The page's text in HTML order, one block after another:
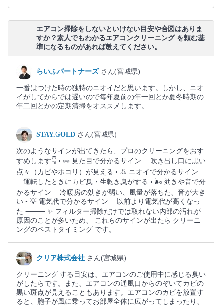
エアコン掃除をしないといけない目安や合図はありま
すか？素人でもわかるエアコンクリーニング を頼む基
準になるものがあれば教えてください。
らいふパートナーズ さん(宮城県)
一番はつけた時の独特のニオイだと思います。しかし、ニオ
イがしてからでは遅いので毎年夏前の年一回とか夏冬時期の
年二回とかの定期清掃をオススメします。
STAY.GOLD さん(宮城県)
次のようなサインが出てきたら、プロのクリーニングをおす
すめします👇 • 👀 見た目で分かるサイン 吹き出し口に黒い
点々（カビやホコリ）が見える • 👃 ニオイで分かるサイン
運転したときにカビ臭・生乾き臭がする • 🌬 効きや音で分
かるサイン 冷暖房の効きが弱い、風量が落ちた、音が大き
い • 💡 電気代で分かるサイン 以前より電気代が高くなっ
た ⸻ ✨ フィルター掃除だけでは取れない内部の汚れが
原因のことが多いため、 これらのサインが出たら クリーニ
ングのベストタイミング です。
クリア株式会社 さん(宮城県)
クリーニング する目安は、エアコンのご使用中に感じる臭い
がしたらです。また、エアコンの通風口からのぞいてカビの
黒い斑点が見えることもあります。エアコンのカビを放置す
ると、胞子が風に乗ってお部屋全体に広がってしまったり、